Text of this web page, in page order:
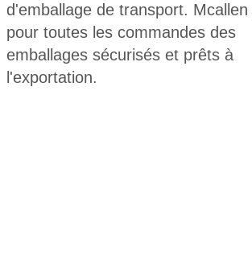
d'emballage de transport.
pour toutes les commandes des
emballages sécurisés et prêts à
l'exportation.